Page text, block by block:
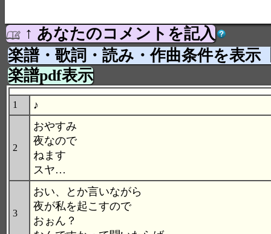
↑ あなたのコメントを記入
楽譜・歌詞・読み・作曲条件を表示
楽譜pdf表示
1 ♪
2
おやすみ
夜なので
ねます
スヤ…
3
おい、とか言いながら
夜が私を起こすので
おぉん？